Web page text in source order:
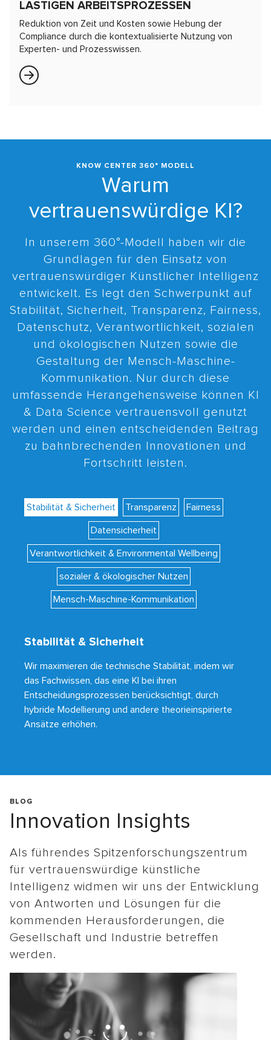
LASTIGEN ARBEITSPROZESSEN
Reduktion von Zeit und Kosten sowie Hebung der
Compliance durch die kontextualisierte Nutzung von
Experten- und Prozesswissen.
KNOW CENTER 360° MODELL
Warum
vertrauenswürdige KI?
In unserem 360°-Modell haben wir die
Grundlagen für den Einsatz von
vertrauenswürdiger Künstlicher Intelligenz
entwickelt. Es legt den Schwerpunkt auf
Stabilität, Sicherheit, Transparenz, Fairness,
Datenschutz, Verantwortlichkeit, sozialen
und ökologischen Nutzen sowie die
Gestaltung der Mensch-Maschine-
Kommunikation. Nur durch diese
umfassende Herangehensweise können KI
& Data Science vertrauensvoll genutzt
werden und einen entscheidenden Beitrag
zu bahnbrechenden Innovationen und
Fortschritt leisten.
Stabilität & Sicherheit Transparenz Fairness
Datensicherheit
Verantwortlichkeit & Environmental Wellbeing
sozialer & ökologischer Nutzen
Mensch-Maschine-Kommunikation
Stabilität & Sicherheit
Wir maximieren die technische Stabilität, indem wir
das Fachwissen, das eine KI bei ihren
Entscheidungsprozessen berücksichtigt, durch
hybride Modellierung und andere theorieinspirierte
Ansätze erhöhen.
BLOG
Innovation Insights
Als führendes Spitzenforschungszentrum
für vertrauenswürdige künstliche
Intelligenz widmen wir uns der Entwicklung
von Antworten und Lösungen für die
kommenden Herausforderungen, die
Gesellschaft und Industrie betreffen
werden.